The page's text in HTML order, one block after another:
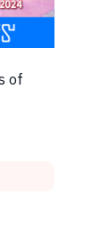
of